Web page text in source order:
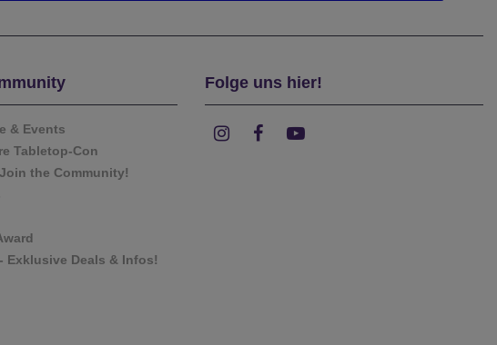
& Events
Tabletop-Con
the Community!
Exklusive Deals & Infos!
Folge uns hier!